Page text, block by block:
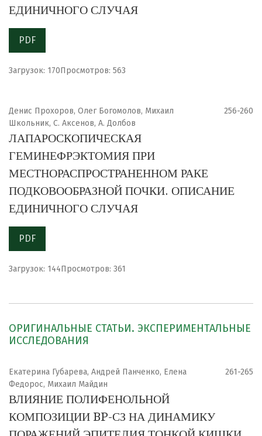
ЕДИНИЧНОГО СЛУЧАЯ
PDF
Загрузок: 170Просмотров: 563
Денис Прохоров, Олег Богомолов, Михаил
Школьник, С. Аксенов, А. Долбов
256-260
ЛАПАРОСКОПИЧЕСКАЯ
ГЕМИНЕФРЭКТОМИЯ ПРИ
МЕСТНОРАСПРОСТРАНЕННОМ РАКЕ
ПОДКОВООБРАЗНОЙ ПОЧКИ. ОПИСАНИЕ
ЕДИНИЧНОГО СЛУЧАЯ
PDF
Загрузок: 144Просмотров: 361
ОРИГИНАЛЬНЫЕ СТАТЬИ. ЭКСПЕРИМЕНТАЛЬНЫЕ
ИССЛЕДОВАНИЯ
Екатерина Губарева, Андрей Панченко, Елена
Федорос, Михаил Майдин
261-265
ВЛИЯНИЕ ПОЛИФЕНОЛЬНОЙ
КОМПОЗИЦИИ BP-СЗ НА ДИНАМИКУ